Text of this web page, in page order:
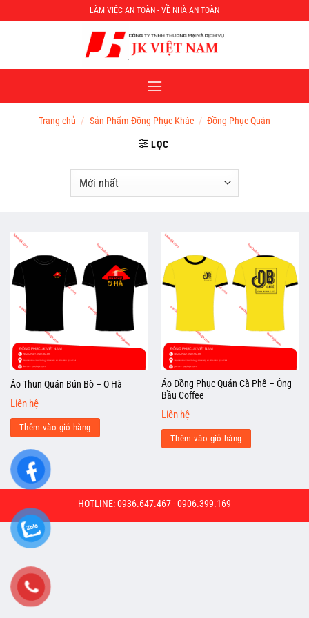
đến
LÀM VIỆC AN TOÀN - VỀ NHÀ AN TOÀN
Trang chủ / Sản Phẩm Đồng Phục Khác / Đồng Phục Quán
LỌC
Áo Thun Quán Bún Bò – O Hà
Liên hệ
Thêm vào giỏ hàng
Áo Đồng Phục Quán Cà Phê – Ông
Bầu Coffee
Liên hệ
Thêm vào giỏ hàng
HOTLINE: 0936.647.467 - 0906.399.169